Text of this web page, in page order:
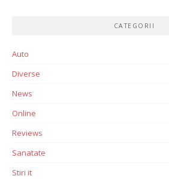
CATEGORII
Auto
Diverse
News
Online
Reviews
Sanatate
Stiri it